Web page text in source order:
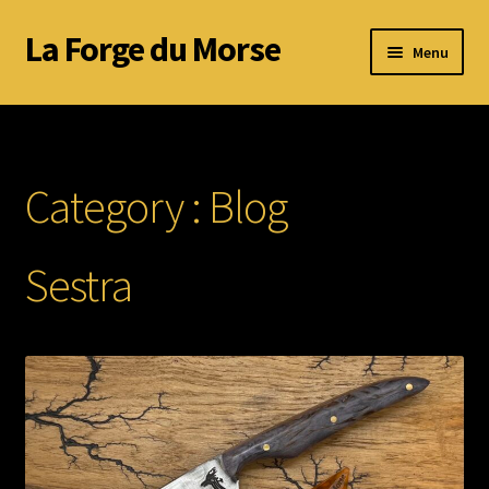
Aller
à
Aller
au
La Forge du Morse Menu
Accueil
Réalisations
Galerie
Category : Blog
Sestra